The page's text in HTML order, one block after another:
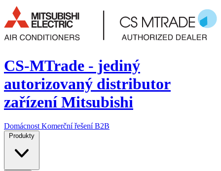
CS-MTrade - jediný
autorizovaný distributor
zařízení Mitsubishi
Domácnost Komerční řešeníB2B
Produkty